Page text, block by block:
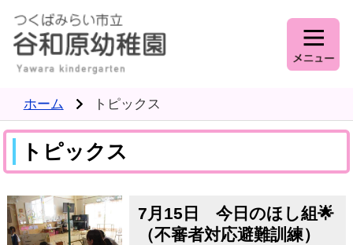
ホーム トピックス
トピックス
7月15日 今日のほし組🌟
（不審者対応避難訓練）